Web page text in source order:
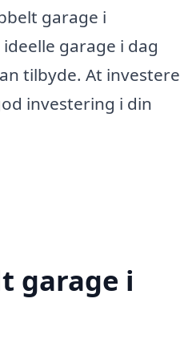
garage i
garage i dag
tilbyde. At investere
investering i din
garage i